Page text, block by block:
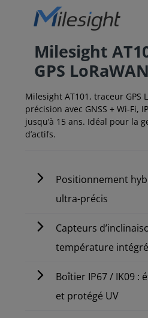
Milesight
GPS LoRaWAN
Milesight AT101, traceur GPS
précision avec GNSS + Wi-Fi,
jusqu’à 15 ans. Idéal pour la
d’actifs.
Positionnement
ultra-précis
Capteurs
température
Boîtier IP67 / IK09 :
et protégé UV